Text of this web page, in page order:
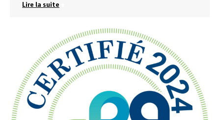
Lire la suite